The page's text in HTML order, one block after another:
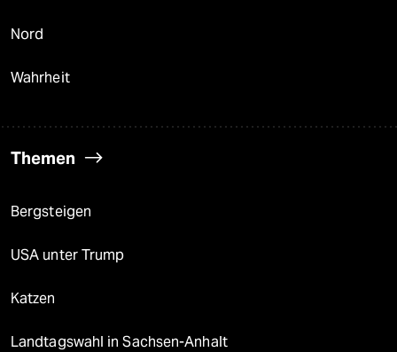
Nord
Wahrheit
Themen
Bergsteigen
USA unter Trump
Katzen
Landtagswahl in Sachsen-Anhalt